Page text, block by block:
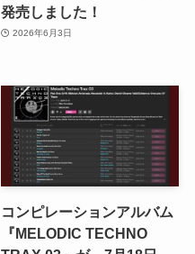
発売しました！
2026年6月3日
コンピレーションアルバム
『MELODIC TECHNO